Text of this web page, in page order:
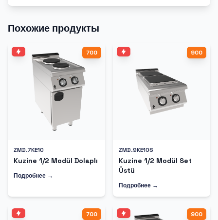
Похожие продукты
700
ZMD.7KE10
Kuzine 1/2 Modül Dolaplı
Подробнее →
900
ZMD.9KE10S
Kuzine 1/2 Modül Set
Üstü
Подробнее →
700 900